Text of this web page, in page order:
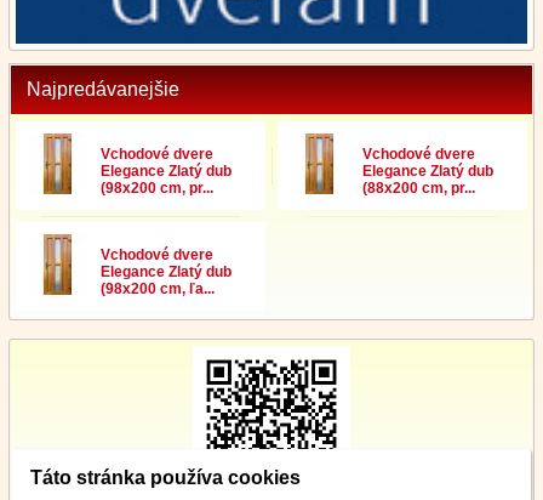
Najpredávanejšie
Vchodové dvere
Elegance Zlatý dub
(98x200 cm, pr...
Vchodové dvere
Elegance Zlatý dub
(88x200 cm, pr...
Vchodové dvere
Elegance Zlatý dub
(98x200 cm, ľa...
Táto stránka používa cookies